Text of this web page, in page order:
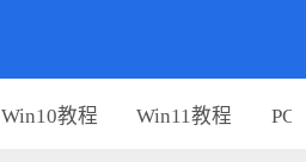
Win10教程 Win11教程 PC